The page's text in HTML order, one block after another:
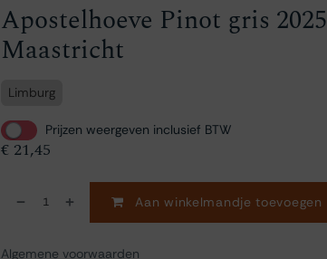
Apostelhoeve Pinot gris 2025
Maastricht
Limburg
Prijzen weergeven inclusief BTW
€ 21,45
Aan winkelmandje toevoegen
Algemene voorwaarden